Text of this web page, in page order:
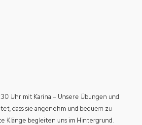
Uhr mit Karina – Unsere Übungen und
dass sie angenehm und bequem zu
Klänge begleiten uns im Hintergrund.